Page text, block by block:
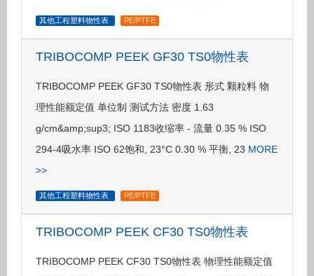
其他工程塑料物性表 PE/PTFE
TRIBOCOMP PEEK GF30 TS0物性表
TRIBOCOMP PEEK GF30 TS0物性表 形式 颗粒料 物
理性能额定值 单位制 测试方法 密度 1.63
g/cm&amp;sup3; ISO 1183收缩率 - 流量 0.35 % ISO
294-4吸水率 ISO 62饱和, 23°C 0.30 % 平衡, 23 MORE
>>
其他工程塑料物性表 PE/PTFE
TRIBOCOMP PEEK CF30 TS0物性表
TRIBOCOMP PEEK CF30 TS0物性表 物理性能额定值